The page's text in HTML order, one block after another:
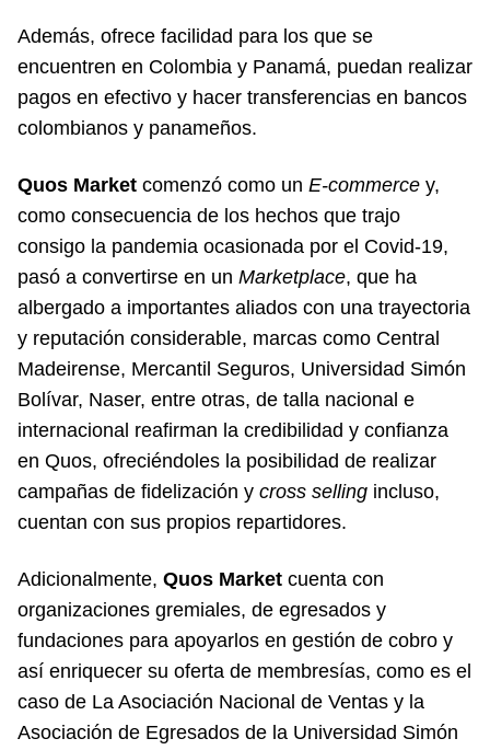
Además, ofrece facilidad para los que se
encuentren en Colombia y Panamá, puedan realizar
pagos en efectivo y hacer transferencias en bancos
colombianos y panameños.
Quos Market comenzó como un E-commerce y,
como consecuencia de los hechos que trajo
consigo la pandemia ocasionada por el Covid-19,
pasó a convertirse en un Marketplace, que ha
albergado a importantes aliados con una trayectoria
y reputación considerable, marcas como Central
Madeirense, Mercantil Seguros, Universidad Simón
Bolívar, Naser, entre otras, de talla nacional e
internacional reafirman la credibilidad y confianza
en Quos, ofreciéndoles la posibilidad de realizar
campañas de fidelización y cross selling incluso,
cuentan con sus propios repartidores.
Adicionalmente, Quos Market cuenta con
organizaciones gremiales, de egresados y
fundaciones para apoyarlos en gestión de cobro y
así enriquecer su oferta de membresías, como es el
caso de La Asociación Nacional de Ventas y la
Asociación de Egresados de la Universidad Simón